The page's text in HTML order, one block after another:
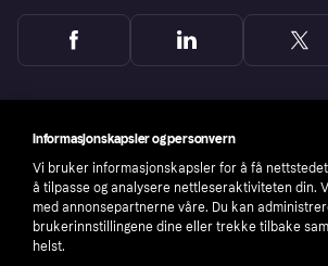
Informasjonskapsler og personvern
Vi bruker informasjonskapsler for å få
å tilpasse og analysere nettleseraktiviteten din.
med annonsepartnerne våre. Du kan
brukerinnstillingene dine eller trekke tilbake
helst.